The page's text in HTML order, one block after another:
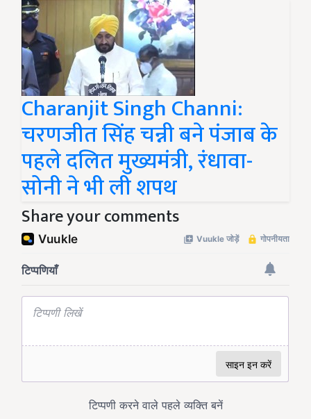
Charanjit Singh Channi:
चरणजीत सिंह चन्नी बने पंजाब के
पहले दलित मुख्यमंत्री, रंधावा-
सोनी ने भी ली शपथ
Share your comments